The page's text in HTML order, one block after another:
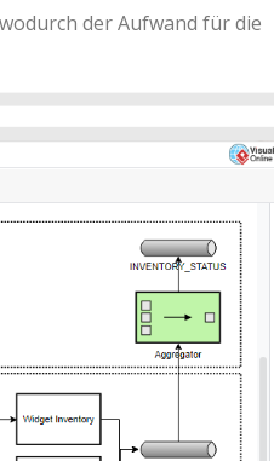
der Aufwand für die